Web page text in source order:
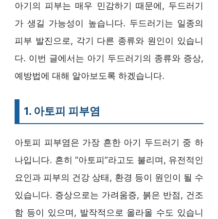
아기의 피부는 매우 민감하기 때문에, 두드러기
가 생길 가능성이 높습니다. 두드러기는 일종의
피부 발진으로, 각기 다른 종류와 원인이 있습니
다. 이번 글에서는 아기 두드러기의 종류와 증상,
예방법에 대해 알아보도록 하겠습니다.
1. 아토피 피부염
아토피 피부염은 가장 흔한 아기 두드러기 중 하
나입니다. 흔히 “아토피”라고도 불리며, 유전적인
요인과 피부의 건강 상태, 환경 등이 원인이 될 수
있습니다. 증상으로는 가려움증, 붉은 반점, 건조
함 등이 있으며, 발작적으로 올라올 수도 있습니